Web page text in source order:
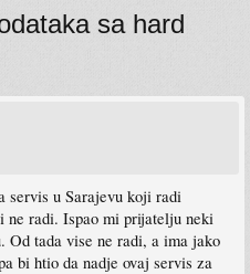
sa hard
servis u Sarajevu koji radi
ne radi. Ispao mi prijatelju neki
Od tada vise ne radi, a ima jako
bi htio da nadje ovaj servis za